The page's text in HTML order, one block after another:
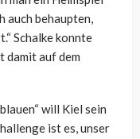
auch behaupten,
Schalke konnte
damit auf dem
will Kiel sein
ist es, unser